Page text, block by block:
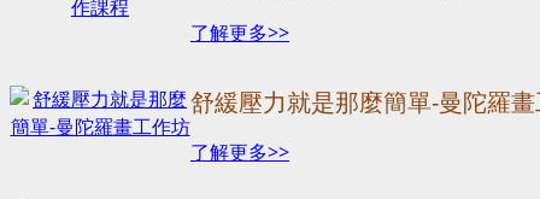
了解更多>>
舒緩壓力就是那麼簡單-曼陀羅
了解更多>>